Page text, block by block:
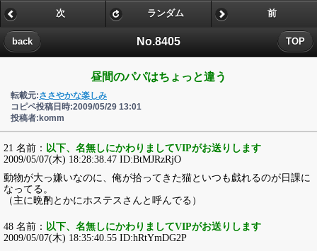
No.8405
back TOP
次 ランダム 前
昼間のパパはちょっと違う
転載元:ささやかな楽しみ
コピペ投稿日時:2009/05/29 13:01
投稿者:komm
21 名前： 以下、名無しにかわりましてVIPがお送りします
2009/05/07(木) 18:28:38.47 ID:BtMJRzRjO
動物が大っ嫌いなのに、俺が拾ってきた猫といつも戯れるのが日課に
なってる。
（主に晩酌とかにホステスさんと呼んでる）
48 名前： 以下、名無しにかわりましてVIPがお送りします
2009/05/07(木) 18:35:40.55 ID:hRtYmDG2P